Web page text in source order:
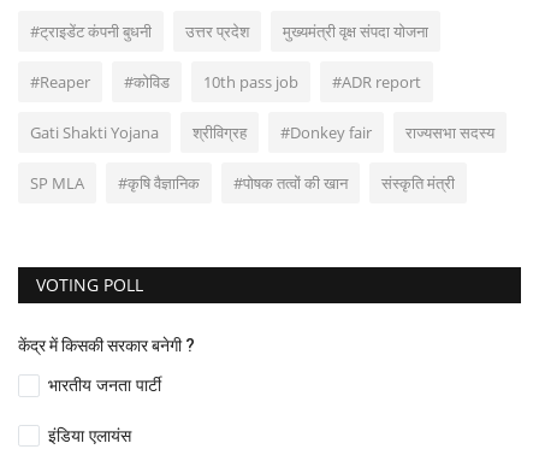
#ट्राइडेंट कंपनी बुधनी उत्तर प्रदेश मुख्यमंत्री वृक्ष संपदा योजना
#Reaper #कोविड 10th pass job #ADR report
Gati Shakti Yojana श्रीविग्रह #Donkey fair राज्यसभा सदस्य
SP MLA #कृषि वैज्ञानिक #पोषक तत्वों की खान संस्कृति मंत्री
VOTING POLL
केंद्र में किसकी सरकार बनेगी ?
भारतीय जनता पार्टी
इंडिया एलायंस